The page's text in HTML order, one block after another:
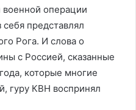
военной операции
себя представлял
Рога. И слова о
с Россией, сказанные
которые многие
гуру КВН воспринял